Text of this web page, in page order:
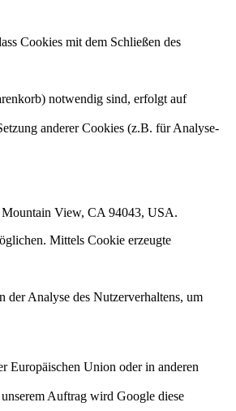
Cookies mit dem Schließen des
notwendig sind, erfolgt auf
anderer Cookies (z.B. für Analyse-
Mountain View, CA 94043, USA.
Mittels Cookie erzeugte
Analyse des Nutzerverhaltens, um
Europäischen Union oder in anderen
Auftrag wird Google diese